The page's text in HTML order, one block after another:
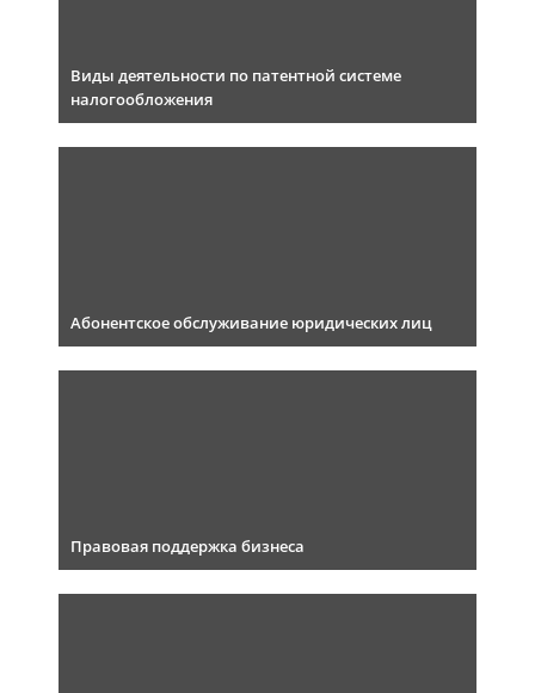
Виды деятельности по патентной системе
налогообложения
Абонентское обслуживание юридических лиц
Правовая поддержка бизнеса